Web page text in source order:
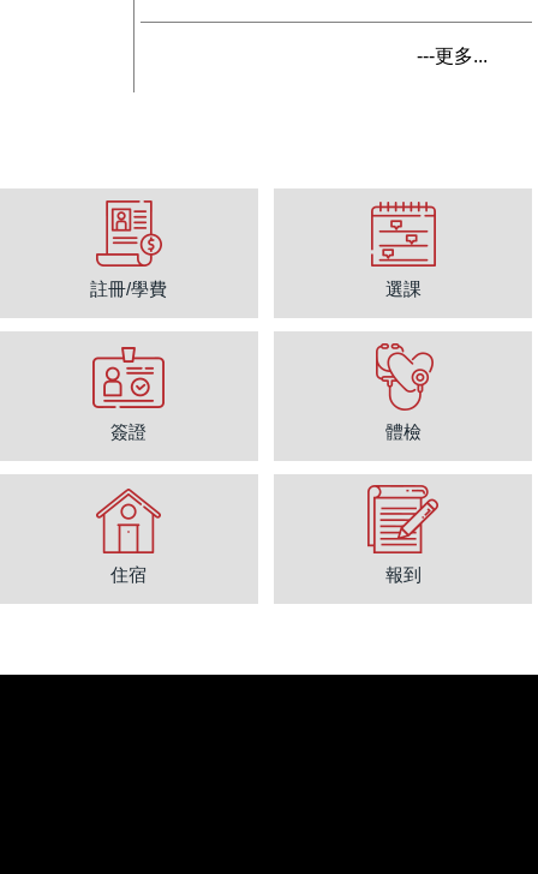
更多...
註冊/學費 選課
簽證 體檢
住宿 報到